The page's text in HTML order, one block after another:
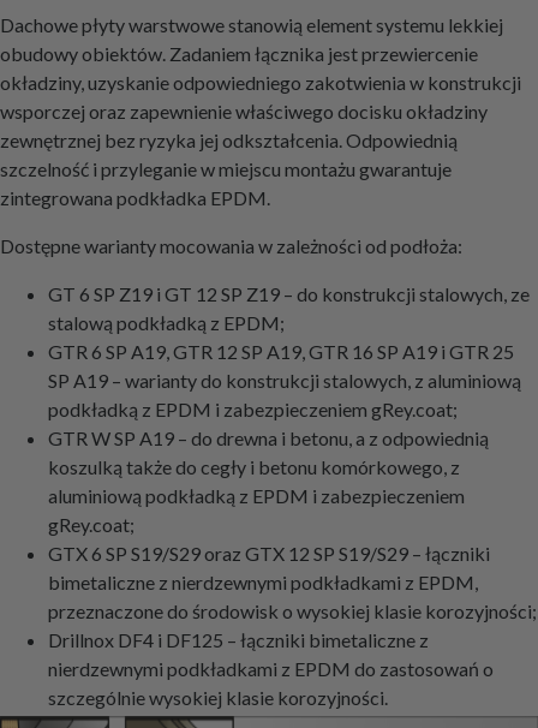
Dachowe płyty warstwowe stanowią element systemu lekkiej
obudowy obiektów. Zadaniem łącznika jest przewiercenie
okładziny, uzyskanie odpowiedniego zakotwienia w konstrukcji
wsporczej oraz zapewnienie właściwego docisku okładziny
zewnętrznej bez ryzyka jej odkształcenia. Odpowiednią
szczelność i przyleganie w miejscu montażu gwarantuje
zintegrowana podkładka EPDM.
Dostępne warianty mocowania w zależności od podłoża:
GT 6 SP Z19 i GT 12 SP Z19 – do konstrukcji stalowych, ze
stalową podkładką z EPDM;
GTR 6 SP A19, GTR 12 SP A19, GTR 16 SP A19 i GTR 25
SP A19 – warianty do konstrukcji stalowych, z aluminiową
podkładką z EPDM i zabezpieczeniem gRey.coat;
GTR W SP A19 – do drewna i betonu, a z odpowiednią
koszulką także do cegły i betonu komórkowego, z
aluminiową podkładką z EPDM i zabezpieczeniem
gRey.coat;
GTX 6 SP S19/S29 oraz GTX 12 SP S19/S29 – łączniki
bimetaliczne z nierdzewnymi podkładkami z EPDM,
przeznaczone do środowisk o wysokiej klasie korozyjności;
Drillnox DF4 i DF125 – łączniki bimetaliczne z
nierdzewnymi podkładkami z EPDM do zastosowań o
szczególnie wysokiej klasie korozyjności.